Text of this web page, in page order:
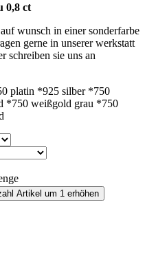
0,8 ct
wunsch in einer sonderfarbe
gerne in unserer werkstatt
schreiben sie uns an
platin *925 silber *750
*750 weißgold grau *750
Artikel um 1 erhöhen